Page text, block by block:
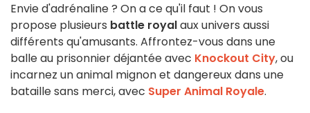
Envie d'adrénaline ? On a ce qu'il faut ! On vous
propose plusieurs battle royalaux univers aussi
différents qu'amusants. Affrontez-vous dans une
balle au prisonnier déjantée avec Knockout City, ou
incarnez un animal mignon et dangereux dans une
bataille sans merci, avec Super Animal Royale.